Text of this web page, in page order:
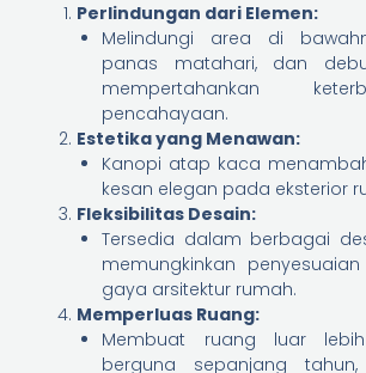
Perlindungan dari Elemen:
Melindungi area di
panas matahari, dan
mempertahankan
pencahayaan.
Estetika yang Menawan:
Kanopi atap kaca
kesan elegan pada eksterior
Fleksibilitas Desain:
Tersedia dalam berbagai
memungkinkan
gaya arsitektur rumah.
Memperluas Ruang:
Membuat ruang luar
berguna sepanjang tahun,